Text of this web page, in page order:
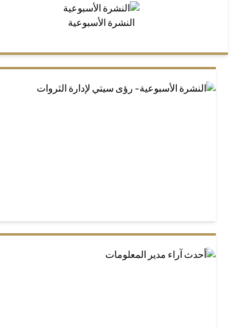
النشرة الأسبوعية